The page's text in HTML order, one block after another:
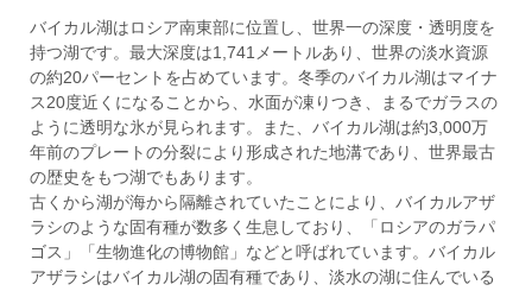
バイカル湖はロシア南東部に位置し、世界一の深度・透明度を
持つ湖です。最大深度は1,741メートルあり、世界の淡水資源
の約20パーセントを占めています。冬季のバイカル湖はマイナ
ス20度近くになることから、水面が凍りつき、まるでガラスの
ように透明な氷が見られます。また、バイカル湖は約3,000万
年前のプレートの分裂により形成された地溝であり、世界最古
の歴史をもつ湖でもあります。
古くから湖が海から隔離されていたことにより、バイカルアザ
ラシのような固有種が数多く生息しており、「ロシアのガラパ
ゴス」「生物進化の博物館」などと呼ばれています。バイカル
アザラシはバイカル湖の固有種であり、淡水の湖に住んでいる